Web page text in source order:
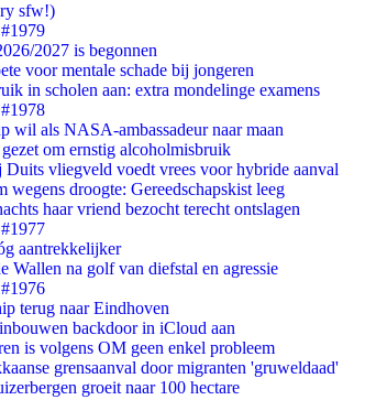
sfw!)
2027 is begonnen
voor mentale schade bij jongeren
in scholen aan: extra mondelinge examens
wil als NASA-ambassadeur naar maan
om ernstig alcoholmisbruik
vliegveld voedt vrees voor hybride aanval
wegens droogte: Gereedschapskist leeg
haar vriend bezocht terecht ontslagen
aantrekkelijker
Wallen na golf van diefstal en agressie
terug naar Eindhoven
backdoor in iCloud aan
is volgens OM geen enkel probleem
grensaanval door migranten 'gruweldaad'
groeit naar 100 hectare